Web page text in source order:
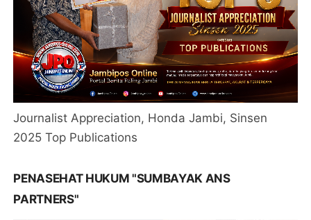
Journalist Appreciation, Honda Jambi, Sinsen
2025 Top Publications
PENASEHAT HUKUM "SUMBAYAK ANS
PARTNERS"